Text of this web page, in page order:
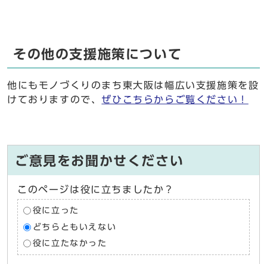
その他の支援施策について
他にもモノづくりのまち東大阪は幅広い支援施策を設
けておりますので、 ぜひこちらからご覧ください！
ご意見をお聞かせください
このページは役に立ちましたか？
役に立った
どちらともいえない
役に立たなかった